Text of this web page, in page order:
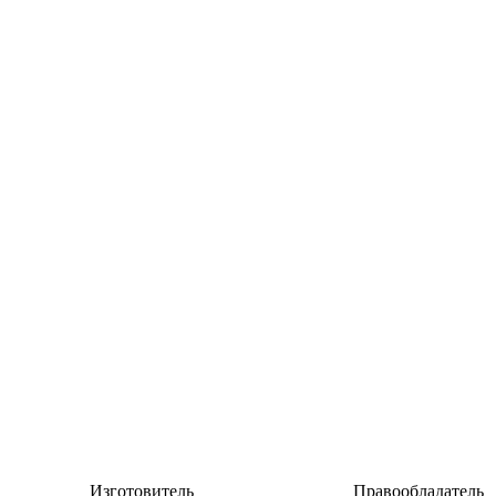
Изготовитель Правообладатель